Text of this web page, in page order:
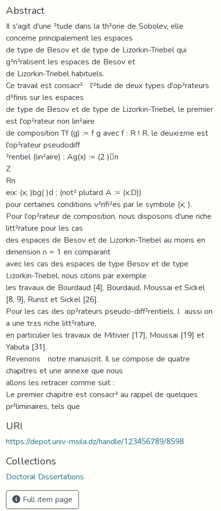
Abstract
Il s'agit d'une ²tude dans la th²orie de Sobolev, elle
concerne principalement les espaces
de type de Besov et de type de Lizorkin-Triebel qui
g²n²ralisent les espaces de Besov et
de Lizorkin-Triebel habituels.
Ce travail est consacr² l'²tude de deux types d'op²rateurs
d²finis sur les espaces
de type de Besov et de type de Lizorkin-Triebel, le premier
est l'op²rateur non lin²aire
de composition Tf (g) := f g avec f : R ! R, le deuxi±me est
l'op²rateur pseudodiff
²rentiel (lin²aire) : Ag(x) := (2 )􀀀n
Z
Rn
eix: (x; )bg( )d ; (not² plutard A := (x;D))
pour certaines conditions v²rifi²es par le symbole (x; ).
Pour l'op²rateur de composition, nous disposons d'une riche
litt²rature pour les cas
des espaces de Besov et de Lizorkin-Triebel au moins en
dimension n = 1 en comparant
avec les cas des espaces de type Besov et de type
Lizorkin-Triebel, nous citons par exemple
les travaux de Bourdaud [4], Bourdaud, Moussai et Sickel
[8, 9], Runst et Sickel [26].
Pour les cas des op²rateurs pseudo-diff²rentiels, l aussi on
a une tr±s riche litt²rature,
en particulier les travaux de Mitivier [17], Moussai [19] et
Yabuta [31].
Revenons notre manuscrit. Il se compose de quatre
chapitres et une annexe que nous
allons les retracer comme suit :
Le premier chapitre est consacr² au rappel de quelques
pr²liminaires, tels que
URI
https://depot.univ-msila.dz/handle/123456789/8598
Collections
Doctoral Dissertations
Full item page